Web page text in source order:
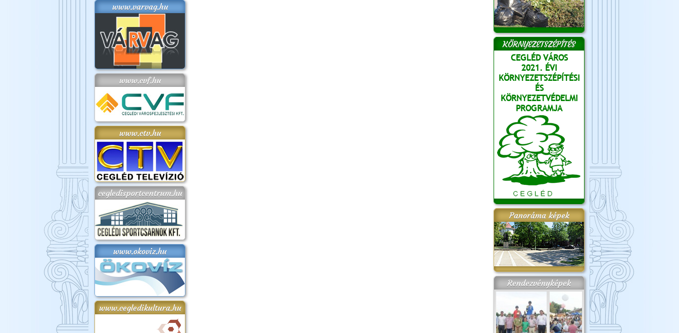
www.varvag.hu
www.cvf.hu
www.ctv.hu
cegledisportcentrum.hu
www.okoviz.hu
www.cegledikultura.hu
KÖRNYEZETSZÉPÍTÉS
CEGLÉD VÁROS
2021. ÉVI
KÖRNYEZETSZÉPÍTÉSI
ÉS
KÖRNYEZETVÉDELMI
PROGRAMJA
Panoráma képek
Rendezvényképek